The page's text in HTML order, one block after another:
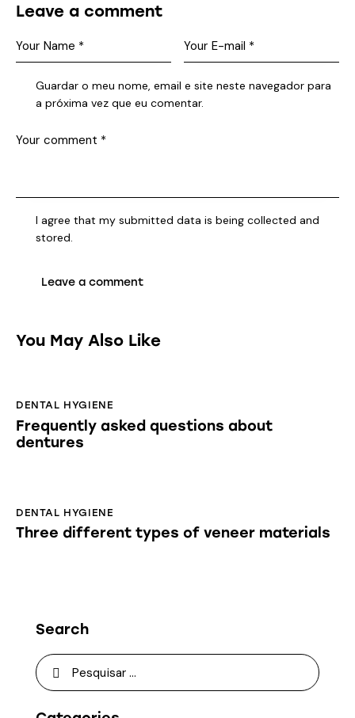
Leave a comment
Guardar o meu nome, email e site neste navegador para
a próxima vez que eu comentar.
I agree that my submitted data is being collected and
stored.
You May Also Like
DENTAL HYGIENE
Frequently asked questions about
dentures
DENTAL HYGIENE
Three different types of veneer materials
Search
Pesquisar
por: